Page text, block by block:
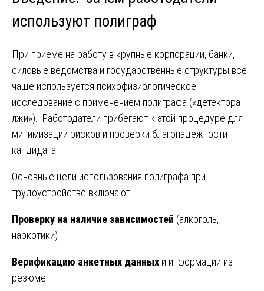
используют полиграф
При приеме на работу в крупные корпорации, банки,
силовые ведомства и государственные структуры все
чаще используется психофизиологическое
исследование с применением полиграфа («детектора
лжи»). Работодатели прибегают к этой процедуре для
минимизации рисков и проверки благонадежности
кандидата.
Основные цели использования полиграфа при
трудоустройстве включают:
Проверку на наличие зависимостей (алкоголь,
наркотики)
Верификацию анкетных данных и информации из
резюме